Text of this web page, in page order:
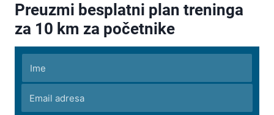
Preuzmi besplatni plan treninga
za 10 km za početnike